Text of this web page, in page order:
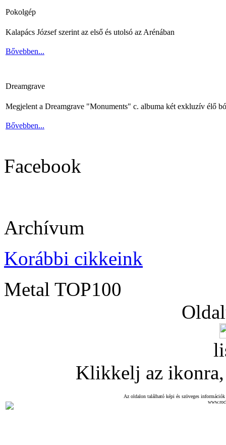
Pokolgép
Kalapács József szerint az első és utolsó az Arénában
Bővebben...
Dreamgrave
Megjelent a Dreamgrave "Monuments" c. albuma két exkluzív élő
Bővebben...
Facebook
Archívum
Korábbi cikkeink
Metal TOP100
Klikkelj az ikonra,
Az oldalon található képi és szöveges információk